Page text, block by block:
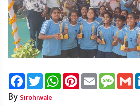
FacebookTwitterWhatsAppPinterest
Email
By Sirohiwale